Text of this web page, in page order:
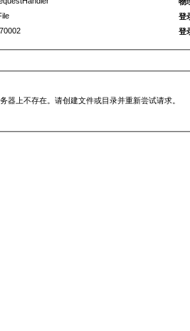
登
登
器上不存在。请创建文件或目录并重新尝试请求。